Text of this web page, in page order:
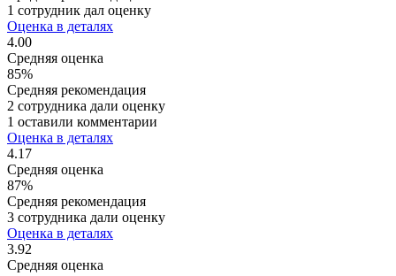
1 сотрудник дал оценку
Оценка в деталях
4.00
Средняя оценка
85%
Средняя рекомендация
2 сотрудника дали оценку
1 оставили комментарии
Оценка в деталях
4.17
Средняя оценка
87%
Средняя рекомендация
3 сотрудника дали оценку
Оценка в деталях
3.92
Средняя оценка